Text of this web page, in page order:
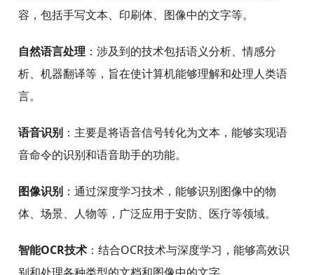
被誉为用户的“第二大脑”，支持多平台无缝同步，帮助用
象AI创作助手，可一键智能写作、修改、总结、整理信
息。用户可以在手机、电脑、平板等设备上随时查看和
编辑笔记，实现工作、学习和生活的简化管理。印象笔
记具备强大的信息收集、高效记录、快速整理、分享协
作等功能，支持Markdown、OCR扫描、笔记模板等丰
印象笔记 APP应用主要功能
容，包括手写文本、印刷体、图像中的文字等。